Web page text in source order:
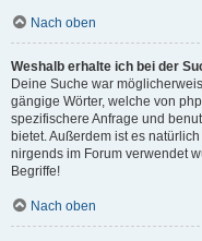
Nach oben
Weshalb erhalte ich bei der
Deine Suche war
gängige Wörter, welche von
spezifischere Anfrage und
bietet. Außerdem ist es
nirgends im Forum verwendet
Begriffe!
Nach oben